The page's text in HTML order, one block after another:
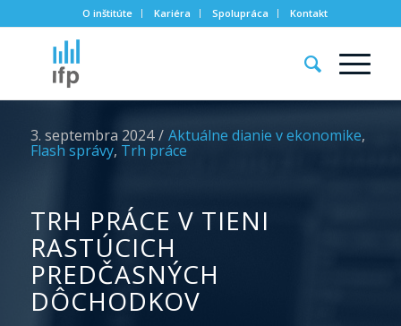
O inštitúte Kariéra Spolupráca Kontakt
3. septembra 2024 / Aktuálne dianie v ekonomike,
Flash správy, Trh práce
TRH PRÁCE V TIENI
RASTÚCICH
PREDČASNÝCH
DÔCHODKOV